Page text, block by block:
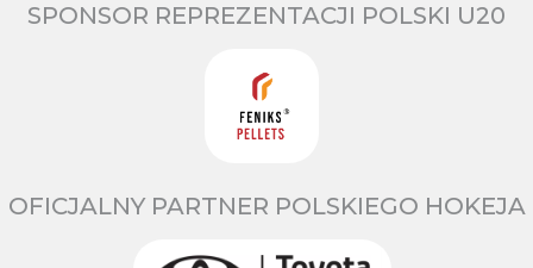
SPONSOR REPREZENTACJI POLSKI U20
OFICJALNY PARTNER POLSKIEGO HOKEJA